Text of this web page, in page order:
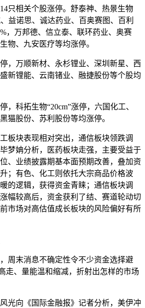
只相关个股涨停。舒泰神、热景生物
益诺思、诚达药业、百奥赛图、百利
，万邦德、信立泰、联环药业、奥赛
物、九安医疗等均涨停。
，万顺新材、永杉锂业、深圳新星、西
新锂能、云南锗业、融捷股份等个股均
，科拓生物“20cm”涨停，六国化工、
猫股份、苏利股份等均涨停。
板块表现相对突出，通信板块领跌调
梦姌分析，医药板块走强，主要受益于
、业绩披露期基本面预期改善，叠加资
；有色、化工则依托大宗商品价格波
的逻辑，获得资金青睐；通信板块调
幅较高后，资金获利了结、赛道轮动切
市场对高估值成长板块的风险偏好有所
周末消息不确定性令不少资金选择避
走、量能温和缩减，折射出怎样的市场
光向《国际金融报》记者分析，美伊冲